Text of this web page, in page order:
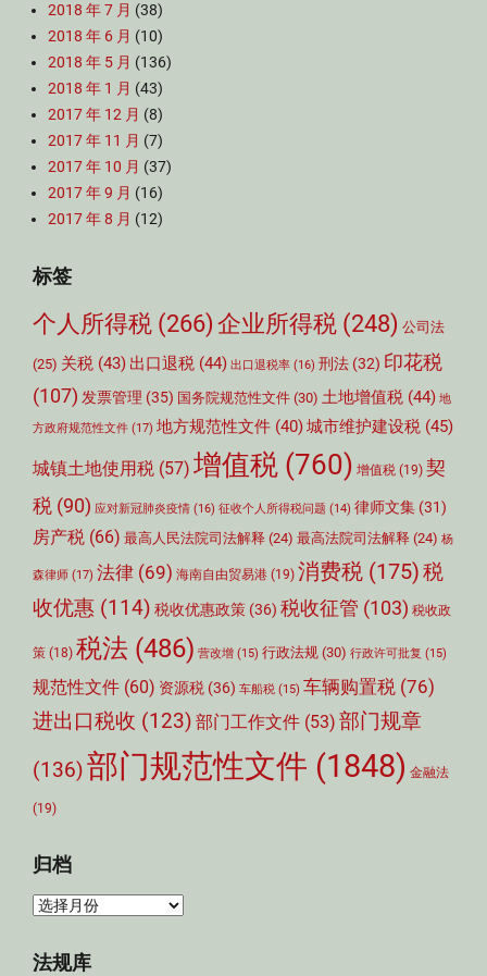
2018 年 7 月 (38)
2018 年 6 月 (10)
2018 年 5 月 (136)
2018 年 1 月 (43)
2017 年 12 月 (8)
2017 年 11 月 (7)
2017 年 10 月 (37)
2017 年 9 月 (16)
2017 年 8 月 (12)
标签
个人所得税 (266) 企业所得税 (248) 公司法
(25) 关税 (43) 出口退税 (44) 出口退税率 (16) 刑法 (32) 印花税
(107) 发票管理 (35) 国务院规范性文件 (30) 土地增值税 (44) 地
方政府规范性文件 (17) 地方规范性文件 (40)城市维护建设税 (45)
城镇土地使用税 (57) 增值税 (760) 增值税 (19) 契
税 (90) 应对新冠肺炎疫情 (16) 征收个人所得税问题 (14) 律师文集 (31)
房产税 (66) 最高人民法院司法解释 (24) 最高法院司法解释 (24) 杨
森律师 (17) 法律 (69) 海南自由贸易港 (19) 消费税 (175)税
收优惠 (114) 税收优惠政策 (36) 税收征管 (103) 税收政
策 (18) 税法 (486) 营改增 (15) 行政法规 (30) 行政许可批复 (15)
规范性文件 (60) 资源税 (36) 车船税 (15) 车辆购置税 (76)
进出口税收 (123) 部门工作文件 (53) 部门规章
(136)部门规范性文件 (1848) 金融法
(19)
归档
归
法规库